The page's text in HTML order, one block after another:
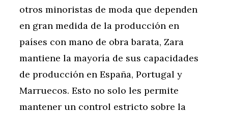
otros minoristas de moda que dependen
en gran medida de la producción en
países con mano de obra barata, Zara
mantiene la mayoría de sus capacidades
de producción en España, Portugal y
Marruecos. Esto no solo les permite
mantener un control estricto sobre la